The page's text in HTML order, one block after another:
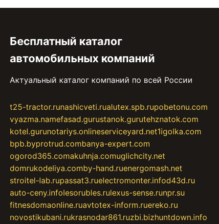
Бесплатный каталог
автомобильных компаний
Актуальный каталог компаний по всей России
t25-tractor.runashicveti.rualutex.spb.rupobetonu.com
vyazma.namefasad.gurustanok.gurutehznatok.com
kotel.gurunotariys.onlineserviceyard.net1igolka.com
bpb.byprotrud.combanya-expert.com
ogorod365.comakuhnja.comuglichcity.net
domrukodeliya.comby-hand.ruenergomash.net
stroitel-lab.rupassat3.ruelectromonter.infod43d.ru
auto-ceny.infolesorubles.rulexus-sense.runpr.su
fitnesdomaonline.ruavtotex-inform.ruereko.ru
novostikubani.rukrasnodar861.ruzbi.bizhuntdown.info